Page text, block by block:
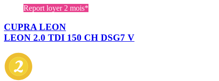
Report loyer 2 mois*
CUPRA LEON
LEON 2.0 TDI 150 CH DSG7 V